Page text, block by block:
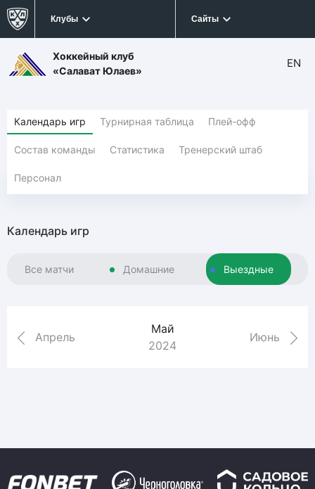
Клубы Сайты
Хоккейный клуб
«Салават Юлаев»
EN
Календарь игр Турнирная таблица Плей-офф
Состав команды Статистика Тренерский штаб
Персонал
Календарь игр
Все матчи Домашние Выездные
Апрель
Май
2024
Июнь